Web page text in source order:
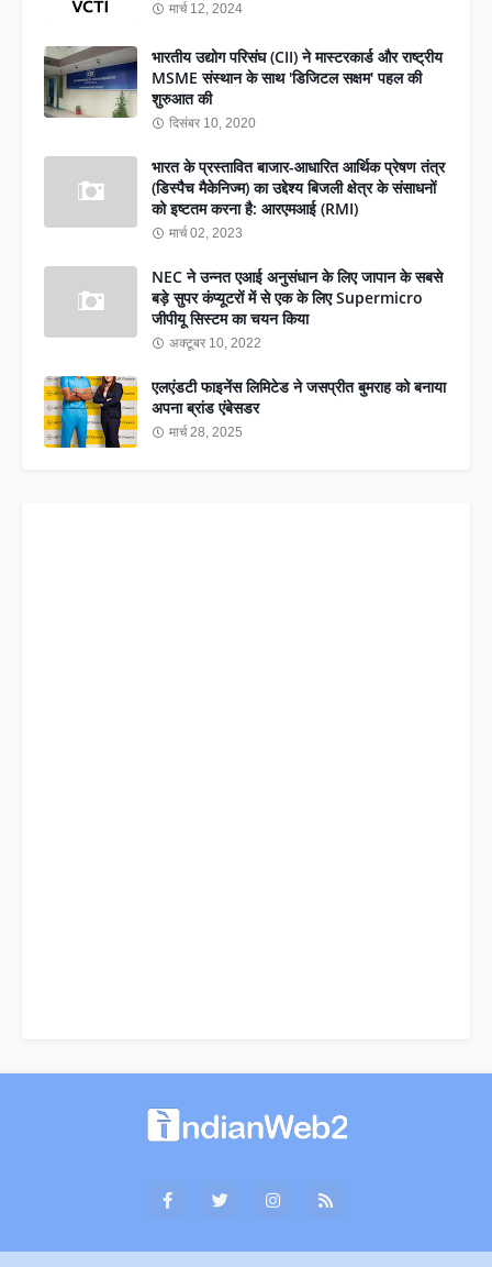
मार्च 12, 2024
भारतीय उद्योग परिसंघ (CII) ने मास्टरकार्ड और राष्ट्रीय
MSME संस्थान के साथ 'डिजिटल सक्षम' पहल की
शुरुआत की
दिसंबर 10, 2020
भारत के प्रस्तावित बाजार-आधारित आर्थिक प्रेषण तंत्र
(डिस्पैच मैकेनिज्म) का उद्देश्य बिजली क्षेत्र के संसाधनों
को इष्टतम करना है: आरएमआई (RMI)
मार्च 02, 2023
NEC ने उन्नत एआई अनुसंधान के लिए जापान के सबसे
बड़े सुपर कंप्यूटरों में से एक के लिए Supermicro
जीपीयू सिस्टम का चयन किया
अक्टूबर 10, 2022
एलएंडटी फाइनेंस लिमिटेड ने जसप्रीत बुमराह को बनाया
अपना ब्रांड एंबेसडर
मार्च 28, 2025